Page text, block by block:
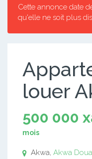
Cette annonce date
qu'elle ne soit plus
louer
500 000
mois
Akwa, Akwa